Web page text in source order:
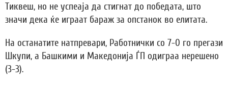
Тиквеш, но не успеаја да стигнат до победата, што
значи дека ќе играат бараж за опстанок во елитата.
На останатите натпревари, Работнички со 7-0 го прегази
Шкупи, а Башкими и Македонија ЃП одиграа нерешено
(3-3).